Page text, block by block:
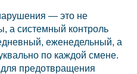
— это не
а системный контроль
еженедельный, а
по каждой смене.
предотвращения